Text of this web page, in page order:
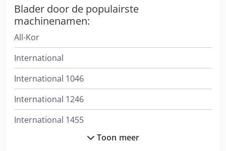
Blader door de populairste
machinenamen:
All-Kor
International
International 1046
International 1246
International 1455
Toon meer